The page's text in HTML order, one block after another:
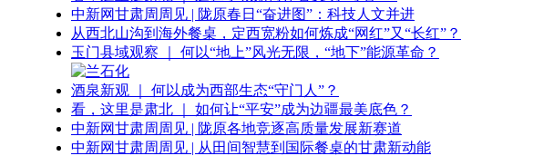
中新网甘肃周周见 | 陇原春日“奋进图”：科技人文并进
从西北山沟到海外餐桌，定西宽粉如何炼成“网红”又“长红”？
玉门县域观察 ｜ 何以“地上”风光无限，“地下”能源革命？
酒泉新观 ｜ 何以成为西部生态“守门人”？
看，这里是肃北 ｜ 如何让“平安”成为边疆最美底色？
中新网甘肃周周见 | 陇原各地竞逐高质量发展新赛道
中新网甘肃周周见 | 从田间智慧到国际餐桌的甘肃新动能